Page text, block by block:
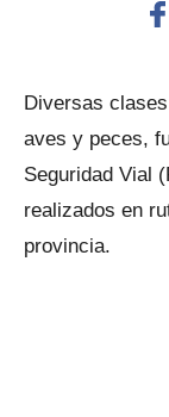
Diversas
aves y peces,
Seguridad Vial
realizados en
provincia.